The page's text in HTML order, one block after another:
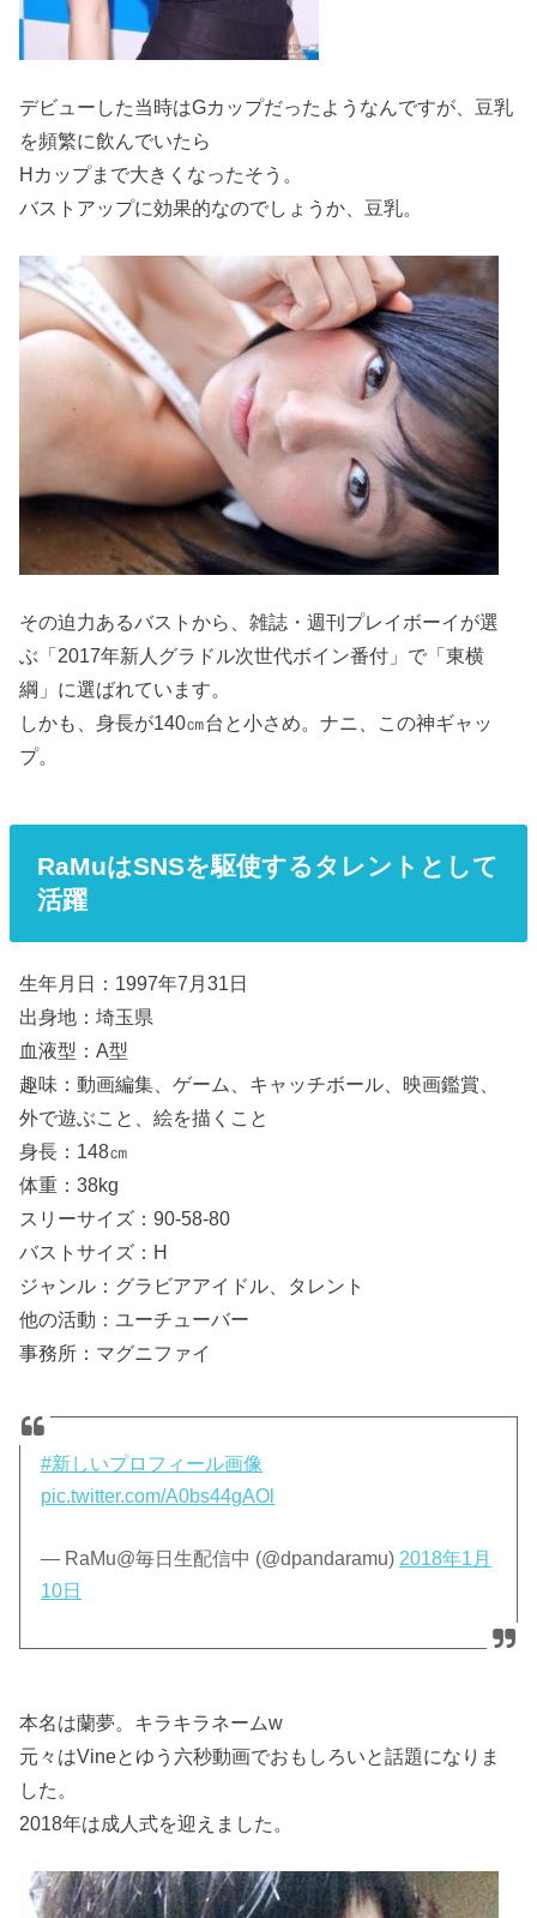
デビューした当時はGカップだったようなんですが、豆乳
を頻繁に飲んでいたら
Hカップまで大きくなったそう。
バストアップに効果的なのでしょうか、豆乳。
その迫力あるバストから、雑誌・週刊プレイボーイが選
ぶ「2017年新人グラドル次世代ボイン番付」で「東横
綱」に選ばれています。
しかも、身長が140㎝台と小さめ。ナニ、この神ギャッ
プ。
RaMuはSNSを駆使するタレントとして
活躍
生年月日：1997年7月31日
出身地：埼玉県
血液型：A型
趣味：動画編集、ゲーム、キャッチボール、映画鑑賞、
外で遊ぶこと、絵を描くこと
身長：148㎝
体重：38kg
スリーサイズ：90-58-80
バストサイズ：H
ジャンル：グラビアアイドル、タレント
他の活動：ユーチューバー
事務所：マグニファイ
#新しいプロフィール画像
pic.twitter.com/A0bs44gAOl
— RaMu@毎日生配信中 (@dpandaramu) 2018年1月
10日
本名は蘭夢。キラキラネームw
元々はVineとゆう六秒動画でおもしろいと話題になりま
した。
2018年は成人式を迎えました。